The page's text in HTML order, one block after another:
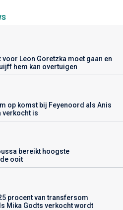
voor Leon Goretzka moet gaan en
hem kan overtuigen
op komst bij Feyenoord als Anis
verkocht is
bereikt hoogste
ooit
procent van transfersom
Mika Godts verkocht wordt